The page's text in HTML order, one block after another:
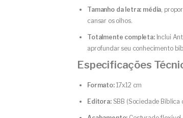
Tamanho da letra: média ,
cansar os olhos.
Totalmente completa:Inclui
aprofundar seu conhecimento
Especificações
Formato:17x12 cm
Editora:SBB (Sociedade Bíblica